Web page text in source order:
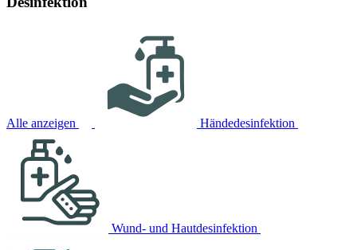
Alle anzeigen Händedesinfektion
Wund- und Hautdesinfektion